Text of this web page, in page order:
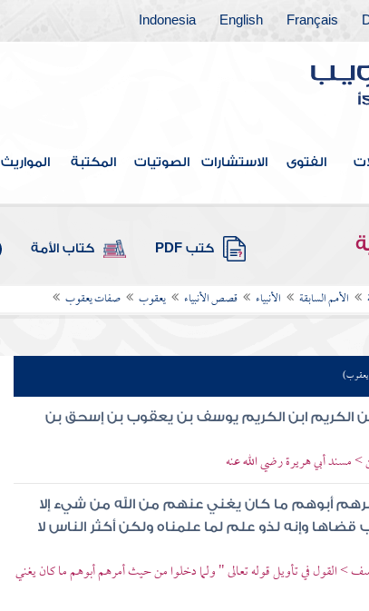
Français
English
Indonesia
الفتوى الاستشارات الصوتيات المكتبة المواريث
كتب PDF كتاب الأمة
الأمم السابقة الأنبياء قصص الأنبياء يعقوب صفات يعقوب
ابن الكريم ابن الكريم يوسف بن يعقوب بن إسحق بن
مسند أبي هريرة رضي الله عنه
أبوهم ما كان يغني عنهم من الله من شيء إلا
وإنه لذو علم لما علمناه ولكن أكثر الناس لا
> القول في تأويل قوله تعالى " ولما دخلوا من حيث أمرهم أبوهم ما كان يغني